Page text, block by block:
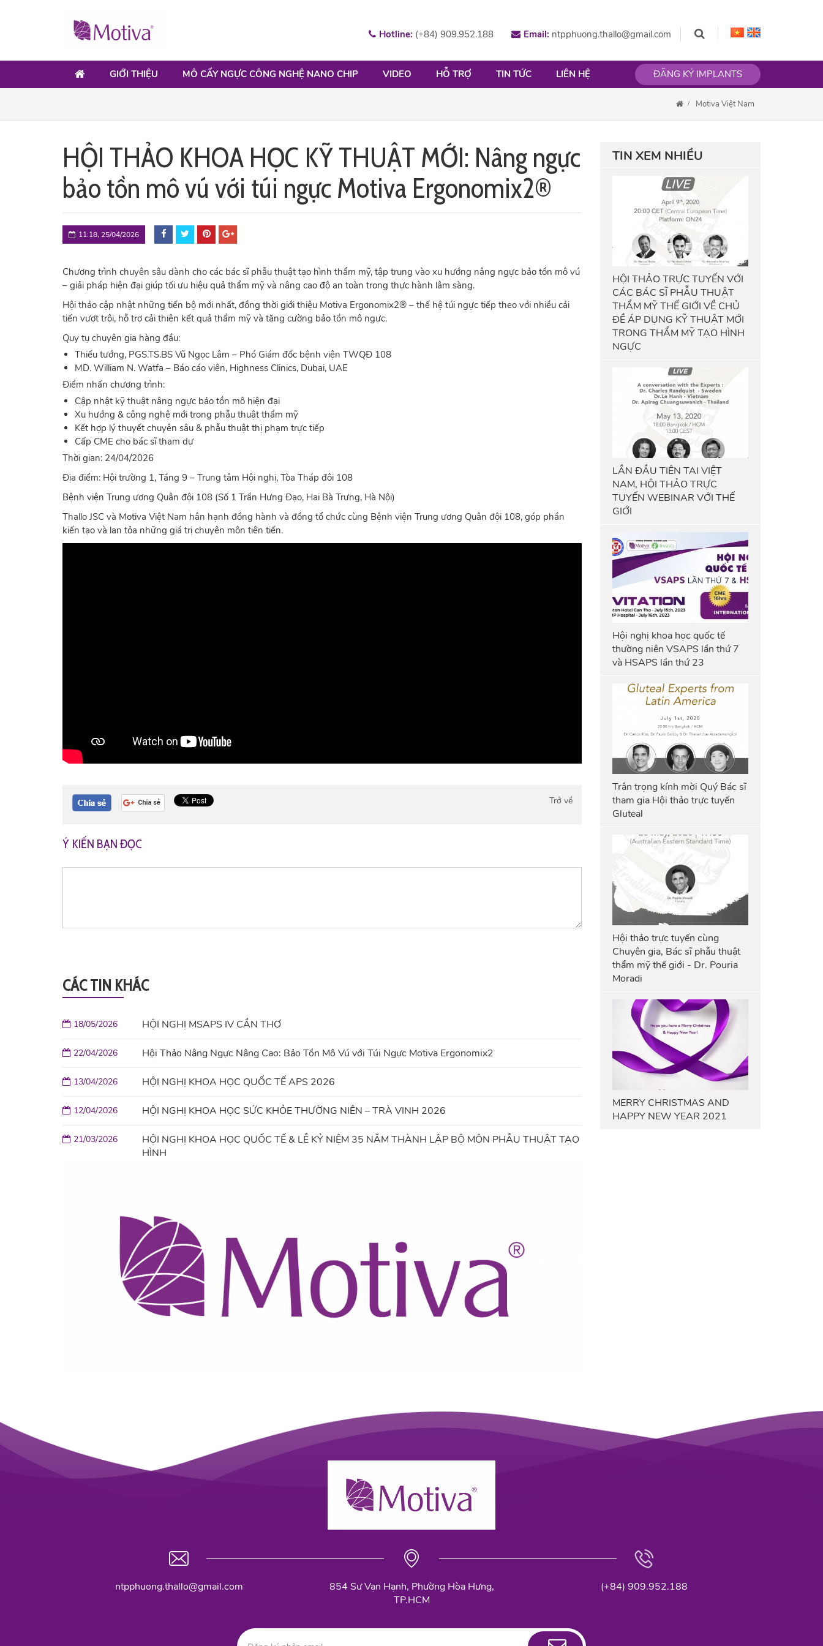
Hotline: (+84) 909.952.188 Email: ntpphuong.thallo@gmail.com
GIỚI THIỆU MÔ CẤY NGỰC CÔNG NGHỆ NANO CHIP VIDEO HỖ TRỢ TIN TỨC LIÊN HỆ ĐĂNG KÝ IMPLANTS
Motiva Việt Nam
HỘI THẢO KHOA HỌC KỸ THUẬT MỚI: Nâng ngực
bảo tồn mô vú với túi ngực Motiva Ergonomix2®
11:18, 25/04/2026
Chương trình chuyên sâu dành cho các bác sĩ phẫu thuật tạo hình thẩm mỹ, tập trung vào xu hướng nâng ngực bảo tồn mô vú
– giải pháp hiện đại giúp tối ưu hiệu quả thẩm mỹ và nâng cao độ an toàn trong thực hành lâm sàng.
Hội thảo cập nhật những tiến bộ mới nhất, đồng thời giới thiệu Motiva Ergonomix2® – thế hệ túi ngực tiếp theo với nhiều cải
tiến vượt trội, hỗ trợ cải thiện kết quả thẩm mỹ và tăng cường bảo tồn mô ngực.
Quy tụ chuyên gia hàng đầu:
Thiếu tướng, PGS.TS.BS Vũ Ngọc Lâm – Phó Giám đốc bệnh viện TWQĐ 108
MD. William N. Watfa – Báo cáo viên, Highness Clinics, Dubai, UAE
Điểm nhấn chương trình:
Cập nhật kỹ thuật nâng ngực bảo tồn mô hiện đại
Xu hướng & công nghệ mới trong phẫu thuật thẩm mỹ
Kết hợp lý thuyết chuyên sâu & phẫu thuật thị phạm trực tiếp
Cấp CME cho bác sĩ tham dự
Thời gian: 24/04/2026
Địa điểm: Hội trường 1, Tầng 9 – Trung tâm Hội nghị, Tòa Tháp đôi 108
Bệnh viện Trung ương Quân đội 108 (Số 1 Trần Hưng Đạo, Hai Bà Trưng, Hà Nội)
Thallo JSC và Motiva Việt Nam hân hạnh đồng hành và đồng tổ chức cùng Bệnh viện Trung ương Quân đội 108, góp phần
kiến tạo và lan tỏa những giá trị chuyên môn tiên tiến.
Trở về
Ý KIẾN BẠN ĐỌC
CÁC TIN KHÁC
18/05/2026 HỘI NGHỊ MSAPS IV CẦN THƠ
22/04/2026 Hội Thảo Nâng Ngực Nâng Cao: Bảo Tồn Mô Vú với Túi Ngực Motiva Ergonomix2
13/04/2026 HỘI NGHỊ KHOA HỌC QUỐC TẾ APS 2026
12/04/2026 HỘI NGHỊ KHOA HỌC SỨC KHỎE THƯỜNG NIÊN – TRÀ VINH 2026
21/03/2026
HỘI NGHỊ KHOA HỌC QUỐC TẾ & LỄ KỶ NIỆM 35 NĂM THÀNH LẬP BỘ MÔN PHẪU THUẬT TẠO
HÌNH
TIN XEM NHIỀU
HỘI THẢO TRỰC TUYẾN VỚI
CÁC BÁC SĨ PHẪU THUẬT
THẨM MỸ THẾ GIỚI VỀ CHỦ
ĐỀ ÁP DỤNG KỸ THUẬT MỚI
TRONG THẨM MỸ TẠO HÌNH
NGỰC
LẦN ĐẦU TIÊN TAI VIỆT
NAM, HỘI THẢO TRỰC
TUYẾN WEBINAR VỚI THẾ
GIỚI
Hội nghị khoa học quốc tế
thường niên VSAPS lần thứ 7
và HSAPS lần thứ 23
Trân trọng kính mời Quý Bác sĩ
tham gia Hội thảo trực tuyến
Gluteal
Hội thảo trực tuyến cùng
Chuyên gia, Bác sĩ phẫu thuật
thẩm mỹ thế giới - Dr. Pouria
Moradi
MERRY CHRISTMAS AND
HAPPY NEW YEAR 2021
ntpphuong.thallo@gmail.com
854 Sư Vạn Hạnh, Phường Hòa Hưng,
TP.HCM
(+84) 909.952.188